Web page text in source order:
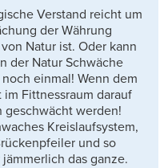
Verstand reicht um
der Währung
Natur ist. Oder kann
der Natur Schwäche
einmal! Wenn dem
Fittnessraum darauf
geschwächt werden!
Kreislaufsystem,
und so
das ganze.